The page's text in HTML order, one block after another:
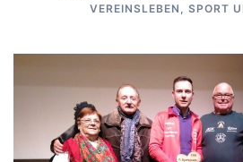
VEREINSLEBEN, SPORT